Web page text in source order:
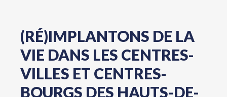
(RÉ)IMPLANTONS DE LA
VIE DANS LES CENTRES-
VILLES ET CENTRES-
BOURGS DES HAUTS-DE-